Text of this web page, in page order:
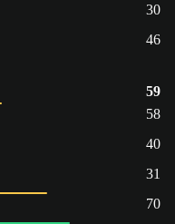
30
46
59
58
40
31
70